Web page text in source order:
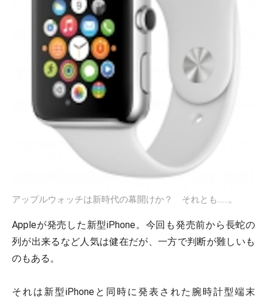
アップルウォッチは新時代の幕開けか？ それとも……。
Appleが発売した新型iPhone。今回も発売前から長蛇の
列が出来るなど人気は健在だが、一方で判断が難しいも
のもある。
それは新型iPhoneと同時に発表された腕時計型端末